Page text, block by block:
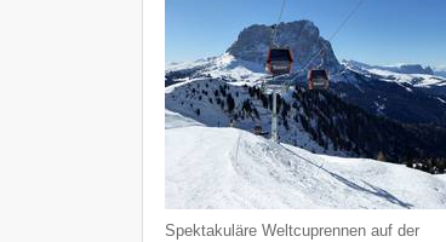
Spektakuläre Weltcuprennen auf der